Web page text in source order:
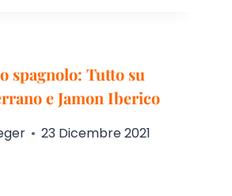
spagnolo: Tutto su
e Jamon Iberico
23 Dicembre 2021